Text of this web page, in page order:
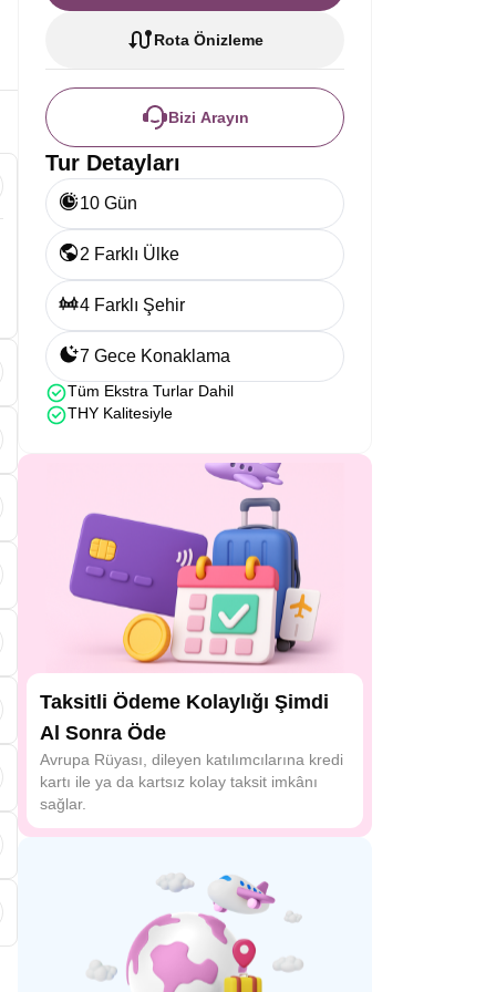
Rota Önizleme
Bizi Arayın
Tur Detayları
10 Gün
2 Farklı Ülke
4 Farklı Şehir
7 Gece Konaklama
Tüm Ekstra Turlar Dahil
THY Kalitesiyle
Taksitli Ödeme Kolaylığı Şimdi
Al Sonra Öde
Avrupa Rüyası, dileyen katılımcılarına kredi
kartı ile ya da kartsız kolay taksit imkânı
sağlar.